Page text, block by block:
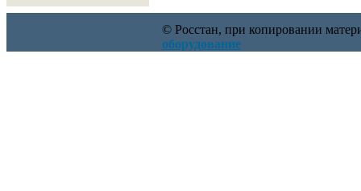
© Росстан, при копировании
оборудование